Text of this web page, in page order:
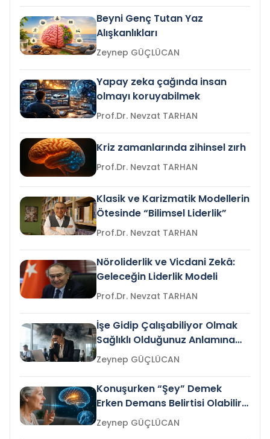
Beyni Genç Tutan Yaz
Alışkanlıkları
Zeynep GÜÇLÜCAN
Yapay zeka çağında insan
olmayı koruyabilmek
Prof.Dr. Nevzat TARHAN
Kriz zamanlarında zihinsel zırh
Prof.Dr. Nevzat TARHAN
Klasik ve Karizmatik Modellerin
Ötesinde “Bilimsel Liderlik”
Prof.Dr. Nevzat TARHAN
Nöroliderlik ve Vicdani Zekâ:
Geleceğin Liderlik Modeli
Prof.Dr. Nevzat TARHAN
İşe Gidip Çalışabiliyor Olmak
Sağlıklı Olduğunuz Anlamına
Gelir mi?Zeynep GÜÇLÜCAN
Konuşurken “Şey” Demek
Erken Demans Belirtisi Olabilir
mi?
Zeynep GÜÇLÜCAN